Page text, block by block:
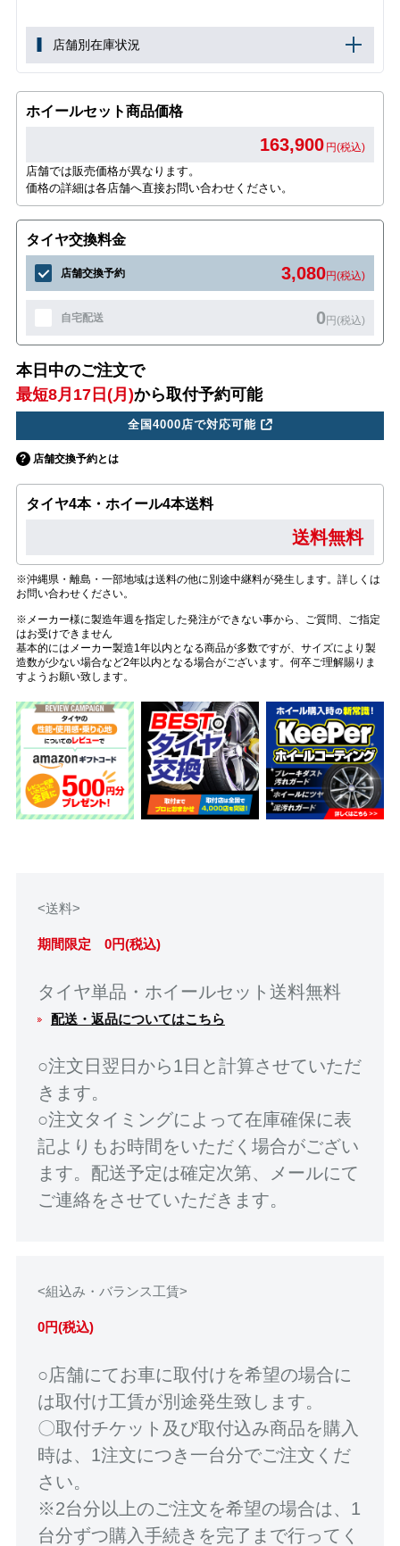
店舗別在庫状況
ホイールセット商品価格
163,900 円(税込)
店舗では販売価格が異なります。
価格の詳細は各店舗へ直接お問い合わせください。
タイヤ交換料金
店舗交換予約 3,080円(税込)
自宅配送 0円(税込)
本日中のご注文で
最短8月17日(月)から取付予約可能
全国4000店で対応可能
店舗交換予約とは
タイヤ4本・ホイール4本送料
送料無料
※沖縄県・離島・一部地域は送料の他に別途中継料が発生します。詳しくは
お問い合わせください。
※メーカー様に製造年週を指定した発注ができない事から、ご質問、ご指定
はお受けできません
基本的にはメーカー製造1年以内となる商品が多数ですが、サイズにより製
造数が少ない場合など2年以内となる場合がございます。何卒ご理解賜りま
すようお願い致します。
<送料>
期間限定 0円(税込)
タイヤ単品・ホイールセット送料無料
配送・返品についてはこちら
○注文日翌日から1日と計算させていただ
きます。
○注文タイミングによって在庫確保に表
記よりもお時間をいただく場合がござい
ます。配送予定は確定次第、メールにて
ご連絡をさせていただきます。
<組込み・バランス工賃>
0円(税込)
○店舗にてお車に取付けを希望の場合に
は取付け工賃が別途発生致します。
〇取付チケット及び取付込み商品を購入
時は、1注文につき一台分でご注文くだ
さい。
※2台分以上のご注文を希望の場合は、1
台分ずつ購入手続きを完了まで行ってく